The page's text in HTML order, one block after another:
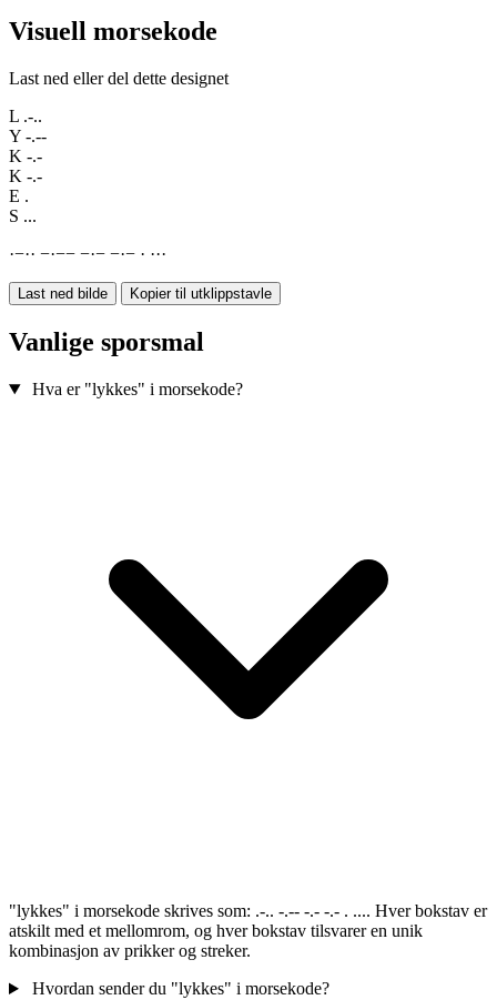
Visuell morsekode
Last ned eller del dette designet
L .-..
Y -.--
K -.-
K -.-
E .
S ...
·−·· −·−− −·− −·− · ···
Last ned bilde Kopier til utklippstavle
Vanlige sporsmal
Hva er "lykkes" i morsekode?
"lykkes" i morsekode skrives som: .-.. -.-- -.- -.- . .... Hver bokstav er
atskilt med et mellomrom, og hver bokstav tilsvarer en unik
kombinasjon av prikker og streker.
Hvordan sender du "lykkes" i morsekode?